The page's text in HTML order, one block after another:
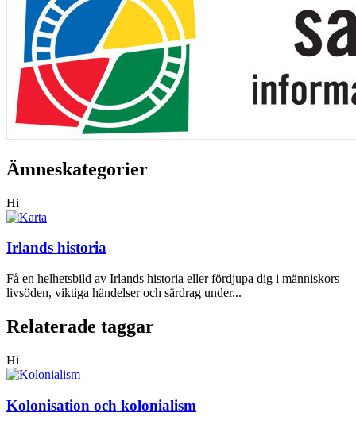
Ämneskategorier
Hi
Irlands historia
Få en helhetsbild av Irlands historia eller fördjupa dig i människors
livsöden, viktiga händelser och särdrag under...
Relaterade taggar
Hi
Kolonisation och kolonialism